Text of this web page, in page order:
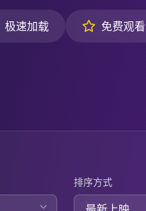
极速加载 免费观看
排序方式